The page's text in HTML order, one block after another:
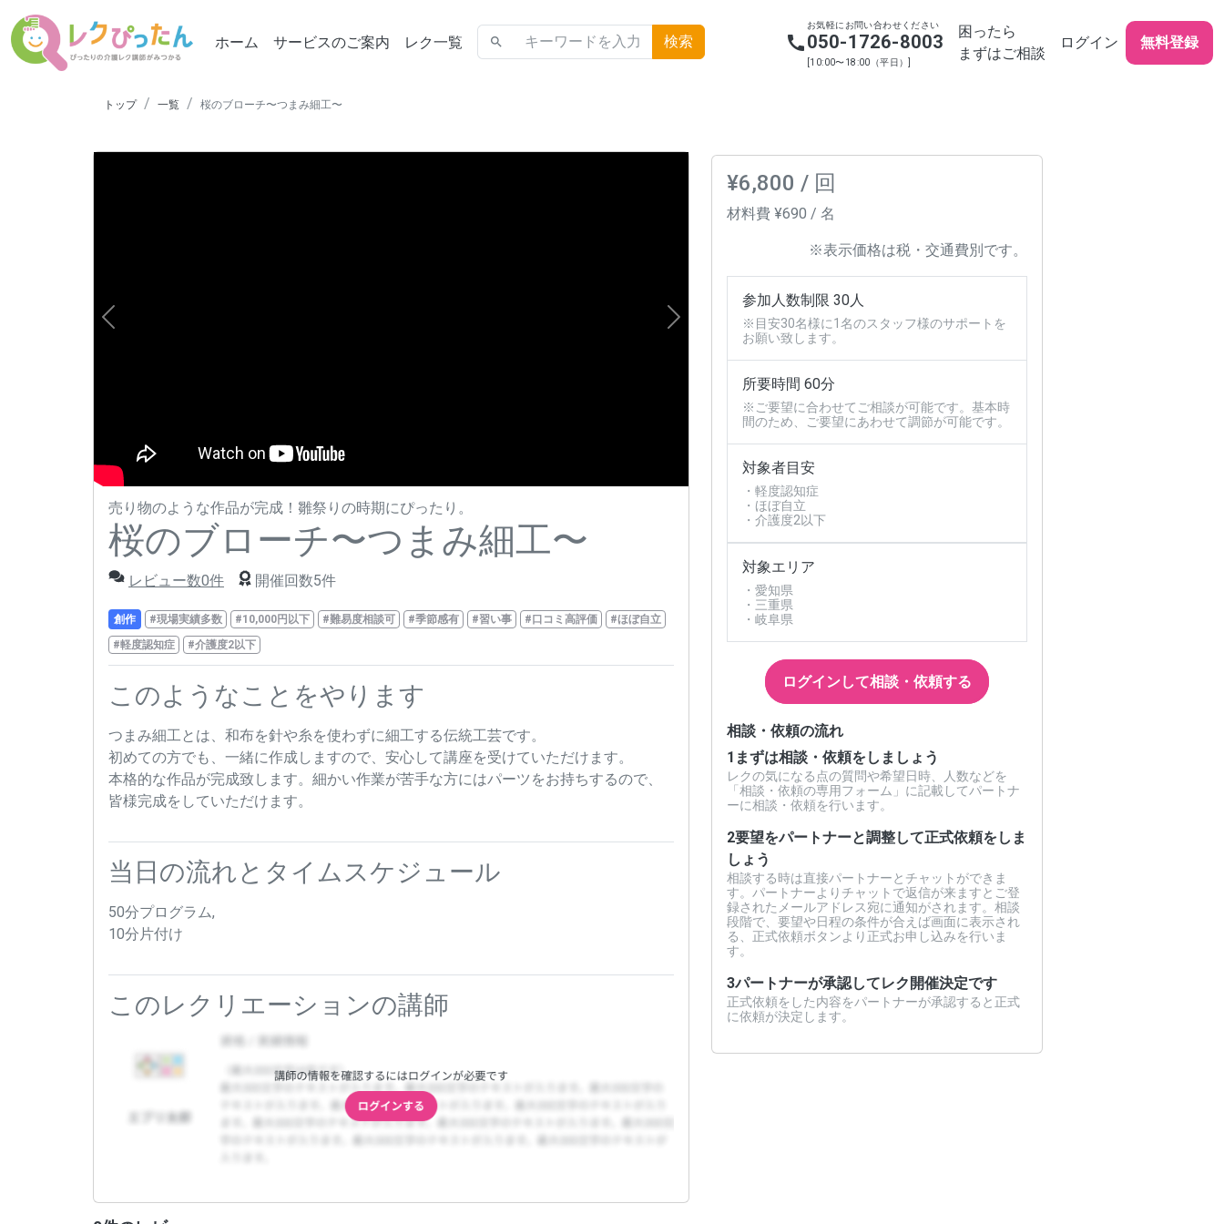
ホーム サービスのご案内 レク一覧 search call
お気軽にお問い合わせください
050-1726-8003
[10:00〜18:00（平日）]
困ったら
まずはご相談
ログイン 無料登録
トップ 一覧 桜のブローチ〜つまみ細工〜
Previous Next
桜のブローチ〜つまみ細工〜
売り物のような作品が完成！雛祭りの時期にぴったり。
レビュー数0件 開催回数5件
創作 #現場実績多数 #10,000円以下 #難易度相談可 #季節感有 #習い事 #口コミ高評価
#ほぼ自立
#軽度認知症
#介護度2以下
このようなことをやります
つまみ細工とは、和布を針や糸を使わずに細工する伝統工芸です。
初めての方でも、一緒に作成しますので、安心して講座を受けていただけます。
本格的な作品が完成致します。細かい作業が苦手な方にはパーツをお持ちするので、
皆様完成をしていただけます。
当日の流れとタイムスケジュール
50分プログラム,
10分片付け
このレクリエーションの講師
¥6,800 / 回
材料費 ¥690 / 名
※表示価格は税・交通費別です。
参加人数制限 30人
※目安30名様に1名のスタッフ様のサポートを
お願い致します。
所要時間 60分
※ご要望に合わせてご相談が可能です。基本時
間のため、ご要望にあわせて調節が可能です。
対象者目安
・軽度認知症
・ほぼ自立
・介護度2以下
対象エリア
・愛知県
・三重県
・岐阜県
ログインして相談・依頼する
相談・依頼の流れ
1 まずは相談・依頼をしましょう
レクの気になる点の質問や希望日時、人数などを
「相談・依頼の専用フォーム」に記載してパートナ
ーに相談・依頼を行います。
2要望をパートナーと調整して正式依頼をしま
しょう
相談する時は直接パートナーとチャットができま
す。パートナーよりチャットで返信が来ますとご登
録されたメールアドレス宛に通知がされます。相談
段階で、要望や日程の条件が合えば画面に表示され
る、正式依頼ボタンより正式お申し込みを行いま
す。
3パートナーが承認してレク開催決定です
正式依頼をした内容をパートナーが承認すると正式
に依頼が決定します。